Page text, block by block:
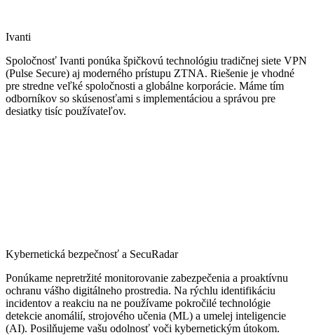
Ivanti
Spoločnosť Ivanti ponúka špičkovú technológiu tradičnej siete VPN
(Pulse Secure) aj moderného prístupu ZTNA. Riešenie je vhodné
pre stredne veľké spoločnosti a globálne korporácie. Máme tím
odborníkov so skúsenosťami s implementáciou a správou pre
desiatky tisíc používateľov.
Kybernetická bezpečnosť a SecuRadar
Ponúkame nepretržité monitorovanie zabezpečenia a proaktívnu
ochranu vášho digitálneho prostredia. Na rýchlu identifikáciu
incidentov a reakciu na ne používame pokročilé technológie
detekcie anomálií, strojového učenia (ML) a umelej inteligencie
(AI). Posilňujeme vašu odolnosť voči kybernetickým útokom.